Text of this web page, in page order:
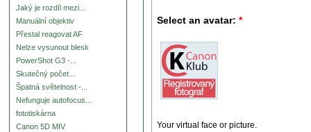
Jaký je rozdíl mezi...
Manuální objektiv
Přestal reagovat AF
Nelze vysunout blesk
PowerShot G3 -...
Skutečný počet...
Špatná světelnost -...
Nefunguje autofocus...
fototiskárna
Canon 5D MIV
Select an avatar: *
Your virtual face or picture.